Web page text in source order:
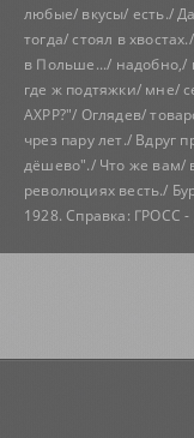
любые/ вкусы/ есть./
тогда/ стоял в
в Польше.../ надобно,/
где ж подтяжки/ мне/
АХРР?"/ Оглядев/
чрез пару лет./ Вдруг
дёшево"./ Что же вам/
революциях весть./
1928. Справка: ГРОСС